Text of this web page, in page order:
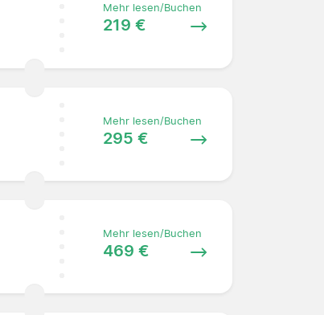
Mehr lesen/Buchen
219 €
Mehr lesen/Buchen
295 €
Mehr lesen/Buchen
469 €